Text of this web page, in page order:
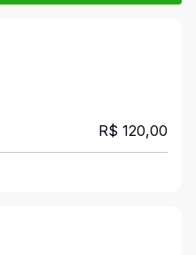
R$ 120,00